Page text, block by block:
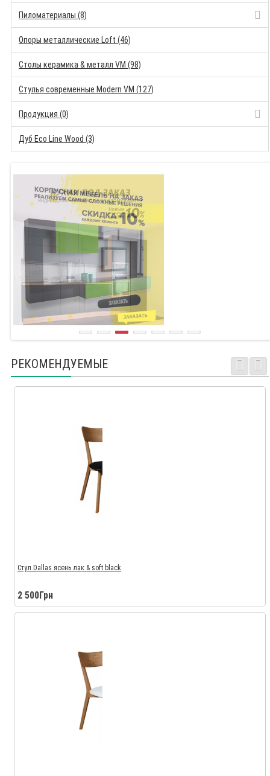
Пиломатериалы (8)
Опоры металлические Loft (46)
Столы керамика & металл VM (98)
Стулья современные Modern VM (127)
Продукция (0)
Дуб Eco Line Wood (3)
РЕКОМЕНДУЕМЫЕ
Стул Dallas ясень лак & soft black
2 500Грн